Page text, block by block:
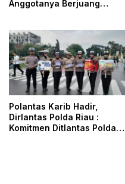
Anggotanya Berjuang
Penegak Hukum
Polantas Karib Hadir,
Dirlantas Polda Riau :
Komitmen Ditlantas Polda